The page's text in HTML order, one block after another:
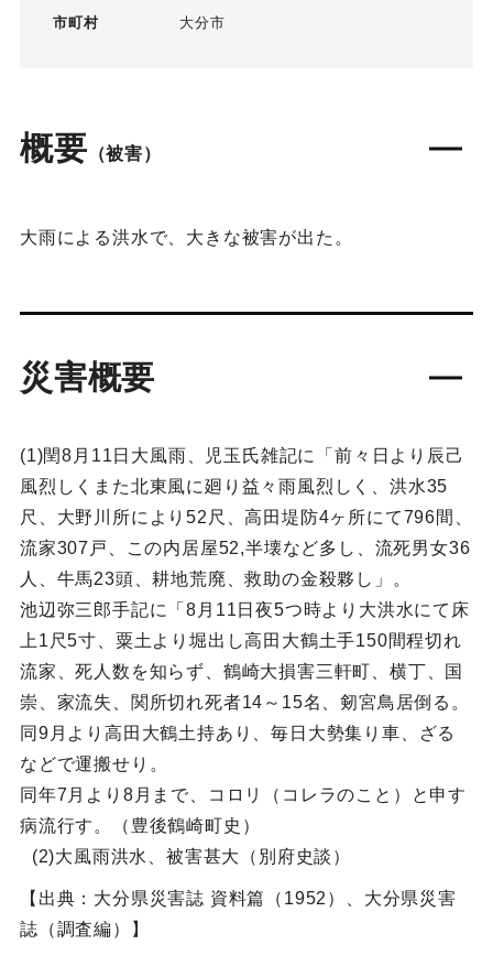
市町村 大分市
概要 （被害）
大雨による洪水で、大きな被害が出た。
災害概要
(1)閏8月11日大風雨、児玉氏雑記に「前々日より辰己
風烈しくまた北東風に廻り益々雨風烈しく、洪水35
尺、大野川所により52尺、高田堤防4ヶ所にて796間、
流家307戸、この内居屋52,半壊など多し、流死男女36
人、牛馬23頭、耕地荒廃、救助の金殺夥し」。
池辺弥三郎手記に「8月11日夜5つ時より大洪水にて床
上1尺5寸、粟土より堀出し高田大鶴土手150間程切れ
流家、死人数を知らず、鶴崎大損害三軒町、横丁、国
崇、家流失、関所切れ死者14～15名、剱宮鳥居倒る。
同9月より高田大鶴土持あり、毎日大勢集り車、ざる
などで運搬せり。
同年7月より8月まで、コロリ（コレラのこと）と申す
病流行す。（豊後鶴崎町史）
(2)大風雨洪水、被害甚大（別府史談）
【出典：大分県災害誌 資料篇（1952）、大分県災害
誌（調査編）】